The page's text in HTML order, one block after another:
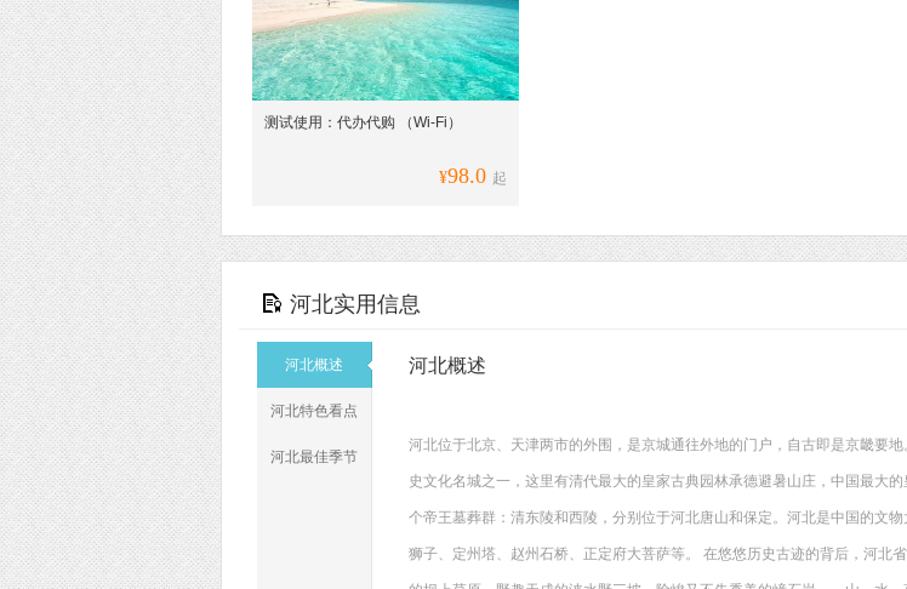
测试使用：代办代购 （Wi-Fi）
¥98.0 起
河北实用信息
河北概述
河北特色看点
河北最佳季节
河北概述
河北位于北京、天津两市的外围，是京城通往外地的门户，自古即是京畿要
史文化名城之一，这里有清代最大的皇家古典园林承德避暑山庄，中国最
个帝王墓葬群：清东陵和西陵，分别位于河北唐山和保定。河北是中国的文
狮子、定州塔、赵州石桥、正定府大菩萨等。 在悠悠历史古迹的背后，河北